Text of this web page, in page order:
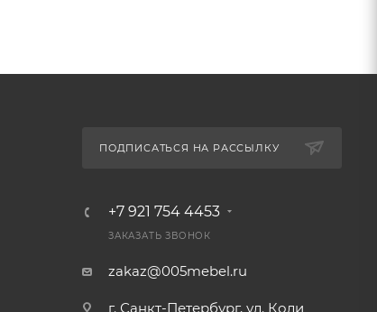
ПОДПИСАТЬСЯ НА РАССЫЛКУ
+7 921 754 4453
ЗАКАЗАТЬ ЗВОНОК
zakaz@005mebel.ru
г. Санкт-Петербург, ул. Коли